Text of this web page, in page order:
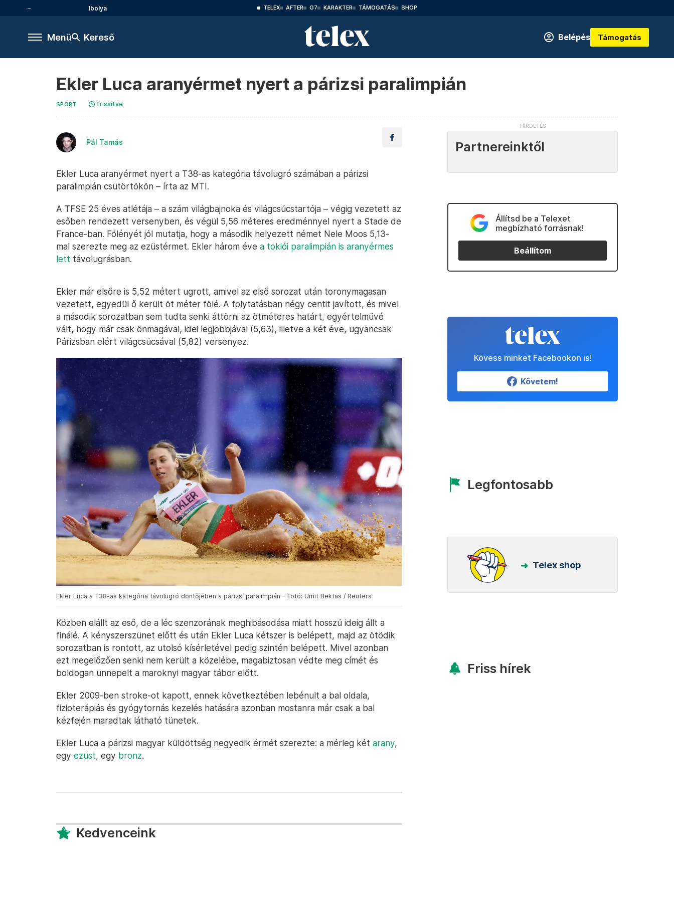
Ibolya TELEX AFTER G7 KARAKTER TÁMOGATÁS SHOP
Menü Kereső Belépés Támogatás
Ekler Luca aranyérmet nyert a párizsi paralimpián
SPORT frissítve
Pál Tamás
Ekler Luca aranyérmet nyert a T38-as kategória távolugró számában a párizsi
paralimpián csütörtökön – írta az MTI.
A TFSE 25 éves atlétája – a szám világbajnoka és világcsúcstartója – végig vezetett az
esőben rendezett versenyben, és végül 5,56 méteres eredménnyel nyert a Stade de
France-ban. Fölényét jól mutatja, hogy a második helyezett német Nele Moos 5,13-
mal szerezte meg az ezüstérmet. Ekler három éve a tokiói paralimpián is aranyérmes
lett távolugrásban.
Ekler már elsőre is 5,52 métert ugrott, amivel az első sorozat után toronymagasan
vezetett, egyedül ő került öt méter fölé. A folytatásban négy centit javított, és mivel
a második sorozatban sem tudta senki áttörni az ötméteres határt, egyértelművé
vált, hogy már csak önmagával, idei legjobbjával (5,63), illetve a két éve, ugyancsak
Párizsban elért világcsúcsával (5,82) versenyez.
Ekler Luca a T38-as kategória távolugró döntőjében a párizsi paralimpián – Fotó: Umit Bektas / Reuters
Közben elállt az eső, de a léc szenzorának meghibásodása miatt hosszú ideig állt a
finálé. A kényszerszünet előtt és után Ekler Luca kétszer is belépett, majd az ötödik
sorozatban is rontott, az utolsó kísérletével pedig szintén belépett. Mivel azonban
ezt megelőzően senki nem került a közelébe, magabiztosan védte meg címét és
boldogan ünnepelt a maroknyi magyar tábor előtt.
Ekler 2009-ben stroke-ot kapott, ennek következtében lebénult a bal oldala,
fizioterápiás és gyógytornás kezelés hatására azonban mostanra már csak a bal
kézfején maradtak látható tünetek.
Ekler Luca a párizsi magyar küldöttség negyedik érmét szerezte: a mérleg két arany,
egy ezüst, egy bronz.
Kedvenceink
Partnereinktől
Állítsd be a Telexet
megbízható forrásnak!
Beállítom
Kövess minket Facebookon is!
Követem!
Legfontosabb
Telex shop
Friss hírek